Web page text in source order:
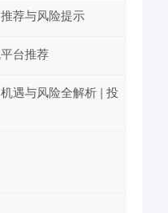
荐与风险提示
台推荐
遇与风险全解析 | 投